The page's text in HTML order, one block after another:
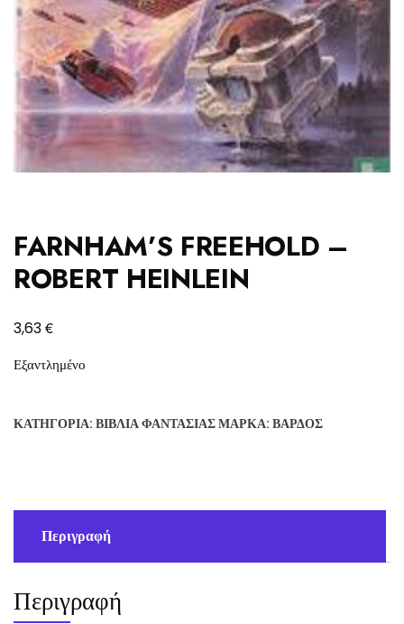
FARNHAM’S FREEHOLD –
ROBERT HEINLEIN
3,63€
Εξαντλημένο
ΚΑΤΗΓΟΡΊΑ: ΒΙΒΛΊΑ ΦΑΝΤΑΣΊΑΣΜΆΡΚΑ: ΒΆΡΔΟΣ
Περιγραφή
Περιγραφή